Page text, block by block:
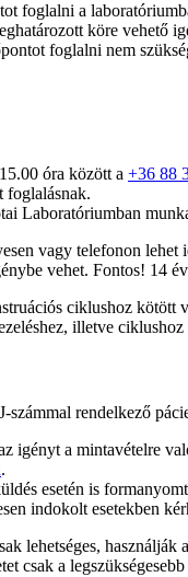
foglalni a
köre vehető
foglalni nem
óra között a +36 88
foglalásnak.
Laboratóriumban
vagy telefonon
vehet. Fontos! 14
ciklushoz
illetve
rendelkező
igényt a mintavételre
.
esetén is
indokolt esetekben
lehetséges, használják
csak a